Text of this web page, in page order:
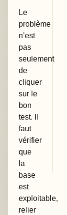
Le
problème
n’est
pas
seulement
de
cliquer
sur le
bon
test. Il
faut
vérifier
que
la
base
est
exploitable,
relier